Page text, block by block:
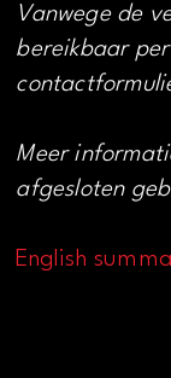
Vanwege de
bereikbaar
Meer
afgesloten
English